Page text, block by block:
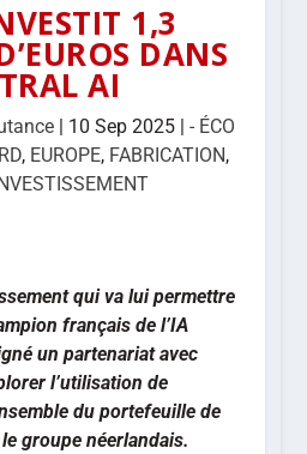
1,3
DANS
AI
| 10 Sep 2025 |- ÉCO
, EUROPE, FABRICATION,
qui va lui permettre
français de l’IA
un partenariat avec
l’utilisation de
du portefeuille de
groupe néerlandais.